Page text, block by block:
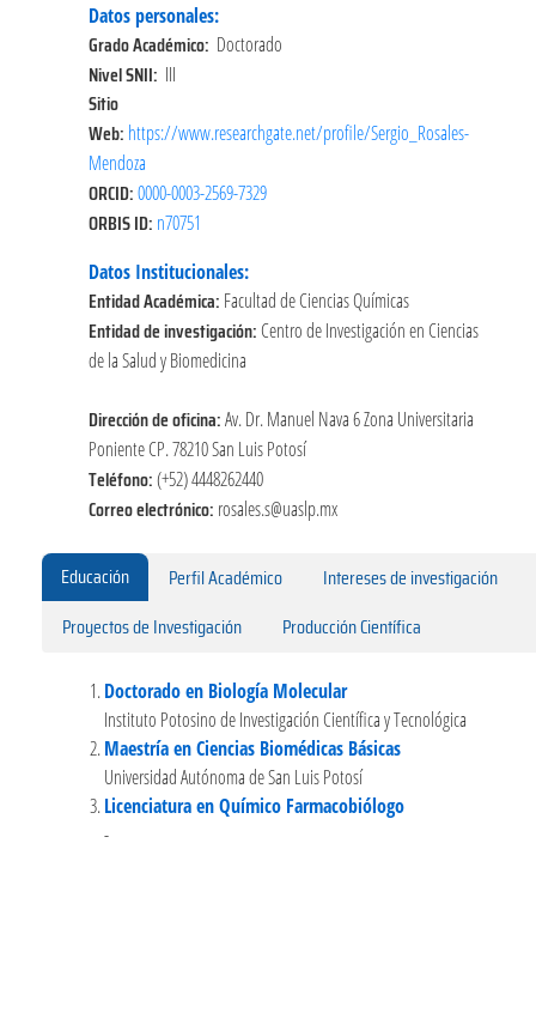
Datos personales:
Grado Académico: Doctorado
Nivel SNII: III
Sitio
Web: https://www.researchgate.net/profile/Sergio_Rosales-
Mendoza
ORCID:0000-0003-2569-7329
ORBIS ID: n70751
Datos Institucionales:
Entidad Académica: Facultad de Ciencias Químicas
Entidad de investigación: Centro de Investigación en Ciencias
de la Salud y Biomedicina
Dirección de oficina:Av. Dr. Manuel Nava 6 Zona Universitaria
Poniente CP. 78210 San Luis Potosí
Teléfono:(+52) 4448262440
Correo electrónico: rosales.s@uaslp.mx
Educación Perfil Académico
Intereses de investigación
Proyectos de Investigación
Producción Científica
Doctorado en Biología Molecular
Instituto Potosino de Investigación Científica y Tecnológica
Maestría en Ciencias Biomédicas Básicas
Universidad Autónoma de San Luis Potosí
Licenciatura en Químico Farmacobiólogo
-